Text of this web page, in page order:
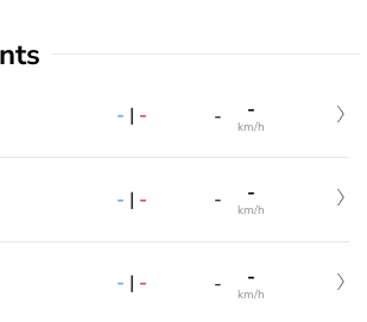
- | - - -
km/h
- | - - -
km/h
- | - - -
km/h